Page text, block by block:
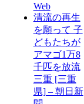
Web
清流の再生
を願って 子
どもたちが
アマゴ1万8
千匹を放流
三重 [三重
県] – 朝日新